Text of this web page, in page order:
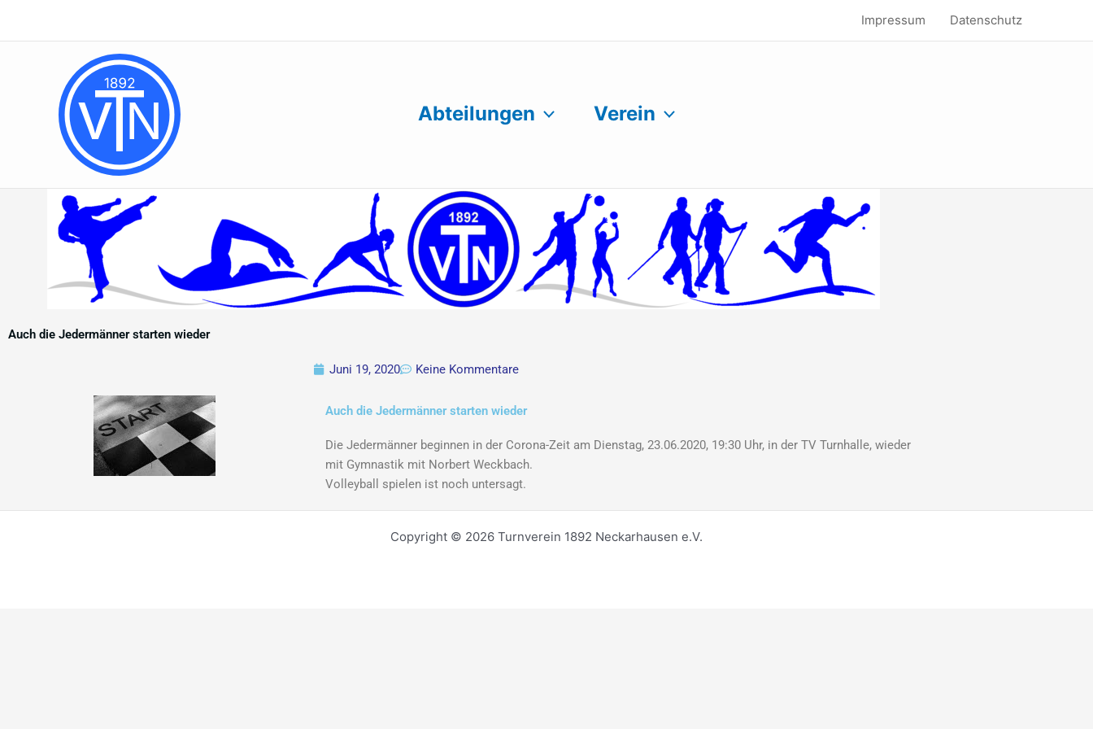
Impressum Datenschutz
Abteilungen Verein
Auch die Jedermänner starten wieder
Juni 19, 2020 Keine Kommentare
Auch die Jedermänner starten wieder
Die Jedermänner beginnen in der Corona-Zeit am Dienstag, 23.06.2020, 19:30 Uhr, in der TV Turnhalle, wieder
mit Gymnastik mit Norbert Weckbach.
Volleyball spielen ist noch untersagt.
Copyright © 2026 Turnverein 1892 Neckarhausen e.V.